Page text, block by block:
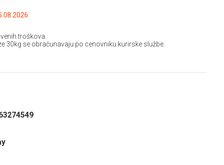
do: 15.08.2026
troškova.
30kg se obračunavaju po cenovniku kurirske službe.